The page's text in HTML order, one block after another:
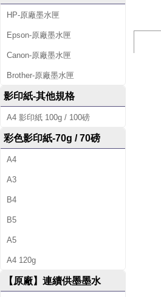
HP-原廠墨水匣
Epson-原廠墨水匣
Canon-原廠墨水匣
Brother-原廠墨水匣
影印紙-其他規格
A4 影印紙 100g / 100磅
彩色影印紙-70g / 70磅
A4
A3
B4
B5
A5
A4 120g
【原廠】連續供墨墨水